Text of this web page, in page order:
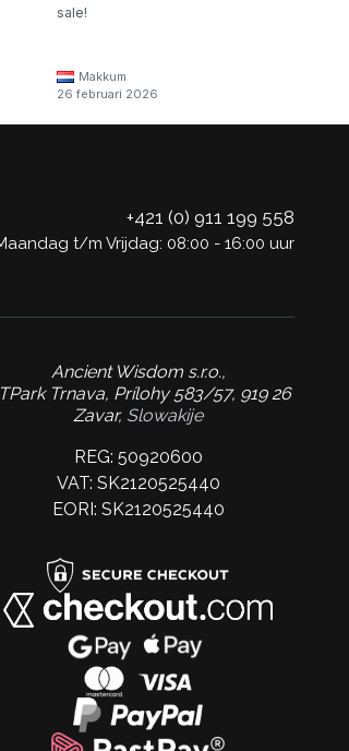
sale!
Makkum
26 februari 2026
+421 (0) 911 199 558
t/m Vrijdag: 08:00 - 16:00 uur
Ancient Wisdom s.r.o.,
Trnava, Prílohy 583/57, 919 26
Zavar, Slowakije
REG: 50920600
VAT: SK2120525440
EORI: SK2120525440